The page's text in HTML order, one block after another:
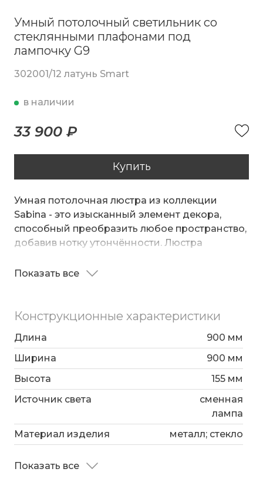
Умный потолочный светильник со
стеклянными плафонами под
лампочку G9
302001/12 латунь Smart
в наличии
33 900 ₽
Купить
Умная потолочная люстра из коллекции
Sabina - это изысканный элемент декора,
способный преобразить любое пространство,
добавив нотку утончённости. Люстра
изготовленными из жаропрочного стекла,
Она идеально подойдет для гостиной,
Данный светильник легко устанавливается на
потолке при помощи монтажной планки.
Умная потолочная люстра из коллекции
Sabina оснащена интеллектуальным
управлением, все функциии люстры доступны
через мобильное приложение или голосовых
Показать все
Конструкционные характеристики
Длина
900 мм
Ширина
900 мм
Высота
155 мм
Источник света
сменная
лампа
Материал изделия
металл; стекло
Показать все